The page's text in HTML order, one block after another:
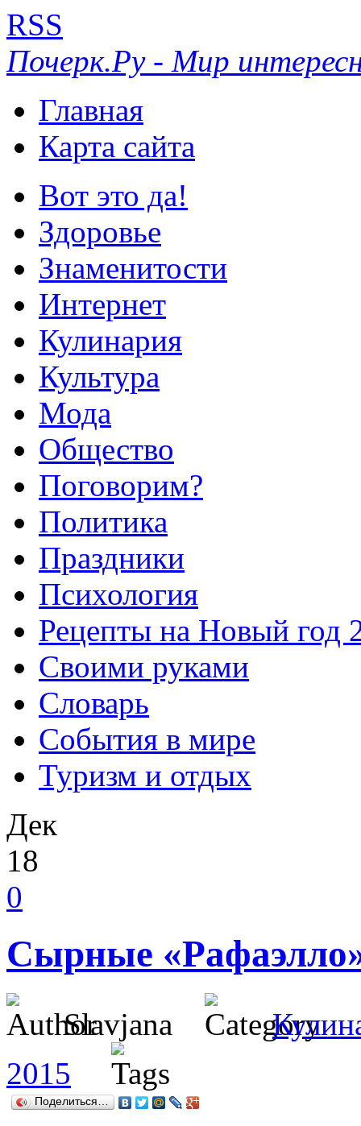
RSS
Почерк.Ру - Мир
Главная
Карта сайта
Вот это да!
Здоровье
Знаменитости
Интернет
Кулинария
Культура
Мода
Общество
Поговорим?
Политика
Праздники
Психология
Рецепты на Новый год
Своими руками
Словарь
События в мире
Туризм и отдых
Дек
18
0
Сырные
Slavjana
2015
Поделиться…